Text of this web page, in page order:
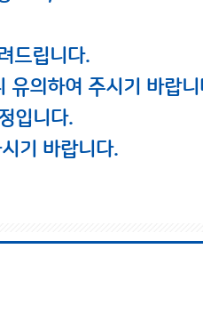
드립니다.
유의하여 주시기 바랍니
입니다.
기 바랍니다.